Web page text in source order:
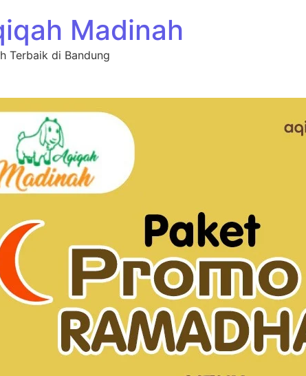
Madinah
Terbaik di Bandung